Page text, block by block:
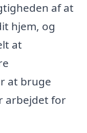
af at
hjem, og
at
at bruge
arbejdet for